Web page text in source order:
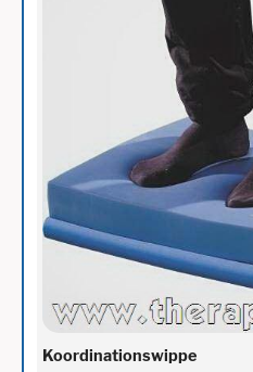
Koordinationswippe